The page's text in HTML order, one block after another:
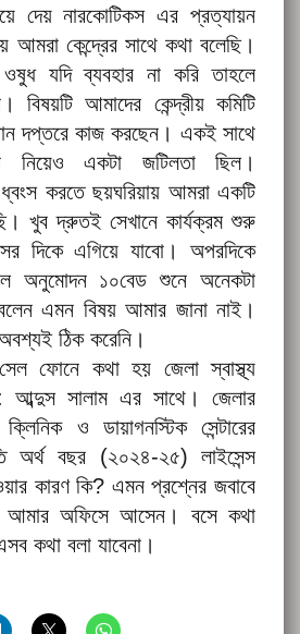
দেয় নারকোটিকস এর প্রত্যায়ন
আমরা কেন্দ্রের সাথে কথা বলেছি।
যদি ব্যবহার না করি তাহলে
বিষয়টি আমাদের কেন্দ্রীয় কমিটি
দপ্তরে কাজ করছেন। একই সাথে
নিয়েও একটা জটিলতা ছিল।
ধ্বংস করতে ছয়ঘরিয়ায় আমরা একটি
খুব দ্রুতই সেখানে কার্যক্রম শুরু
দিকে এগিয়ে যাবো। অপরদিকে
অনুমোদন ১০বেড শুনে অনেকটা
এমন বিষয় আমার জানা নাই।
ঠিক করেনি।
ফোনে কথা হয় জেলা স্বাস্থ্য
আব্দুস সালাম এর সাথে। জেলার
ও ডায়াগনস্টিক সেন্টারের
অর্থ বছর (২০২৪-২৫) লাইসেন্স
কারণ কি? এমন প্রশ্নের জবাবে
আমার অফিসে আসেন। বসে কথা
কথা বলা যাবেনা।